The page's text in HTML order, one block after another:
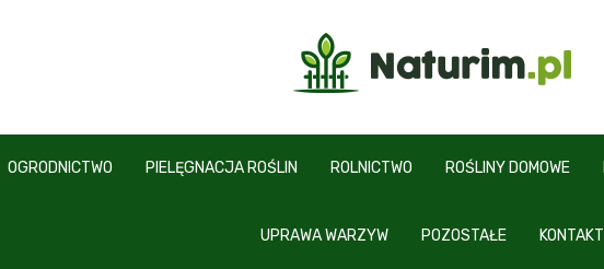
www.naturim.pl
OGRODNICTWO PIELĘGNACJA ROŚLIN ROLNICTWO ROŚLINY DOMOWE
UPRAWA WARZYW POZOSTAŁE KONTAKT